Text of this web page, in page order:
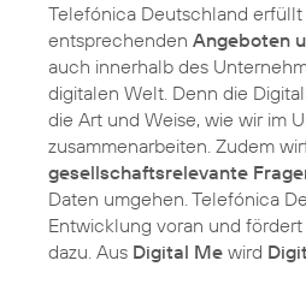
Telefónica Deutschland
entsprechenden Angeboten
auch innerhalb des
digitalen Welt. Denn die
die Art und Weise, wie wir im
zusammenarbeiten. Zudem
gesellschaftsrelevante
Daten umgehen. Telefónica
Entwicklung voran und
dazu. Aus Digital Me wird